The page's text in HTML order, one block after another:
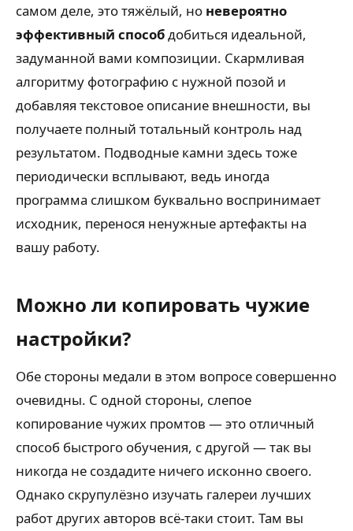
самом деле, это тяжёлый, но невероятно
эффективный способдобиться идеальной,
задуманной вами композиции. Скармливая
алгоритму фотографию с нужной позой и
добавляя текстовое описание внешности, вы
получаете полный тотальный контроль над
результатом. Подводные камни здесь тоже
периодически всплывают, ведь иногда
программа слишком буквально воспринимает
исходник, перенося ненужные артефакты на
вашу работу.
Можно ли копировать чужие
настройки?
Обе стороны медали в этом вопросе совершенно
очевидны. С одной стороны, слепое
копирование чужих промтов — это отличный
способ быстрого обучения, с другой — так вы
никогда не создадите ничего исконно своего.
Однако скрупулёзно изучать галереи лучших
работ других авторов всё-таки стоит. Там вы